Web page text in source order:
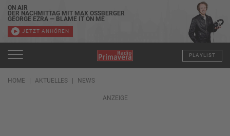
ON AIR
DER NACHMITTAG MIT MAX OSSBERGER
GEORGE EZRA — BLAME IT ON ME
JETZT ANHÖREN
PLAYLIST
HOME AKTUELLES NEWS
ANZEIGE